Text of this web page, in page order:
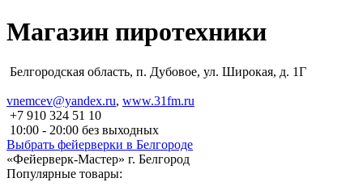
Магазин пиротехники
Белгородская область, п. Дубовое, ул. Широкая, д. 1Г
vnemcev@yandex.ru, www.31fm.ru
+7 910 324 51 10
10:00 - 20:00 без выходных
Выбрать фейерверки в Белгороде
«Фейерверк-Мастер» г. Белгород
Популярные товары: